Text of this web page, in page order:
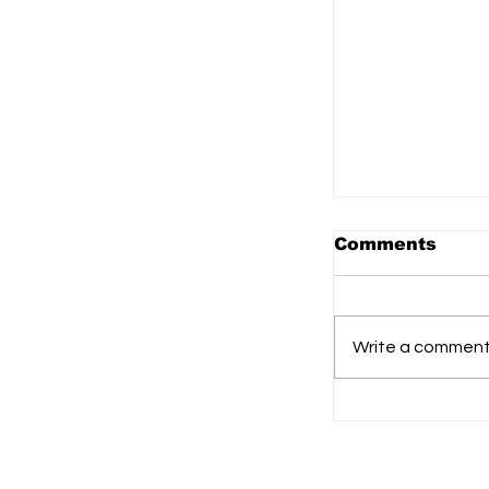
Comments
Write a